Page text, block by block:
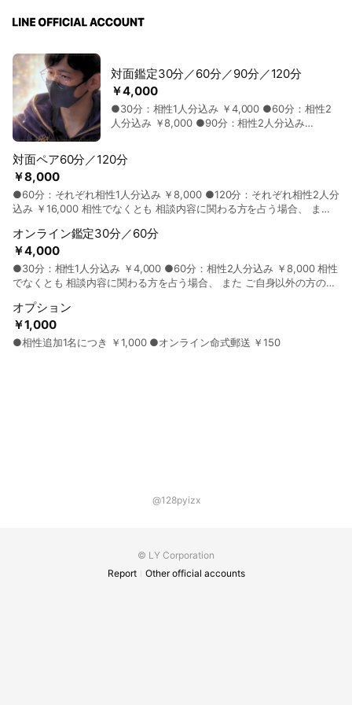
￥4,000
対面鑑定30分／60分／90分／120分
●30分：相性1人分込み ￥4,000 ●60分：相性2
人分込み ￥8,000 ●90分：相性2人分込み
また ご自身以外の方の運気を知りたい場合、 自
類されます。
￥8,000
対面ペア60分／120分
●60分：それぞれ相性1人分込み ￥8,000 ●120分：それぞれ相性2人分
込み ￥16,000 相性でなくとも 相談内容に関わる方を占う場合、 また
式として相性鑑定に分類されます。
￥4,000
オンライン鑑定30分／60分
●30分：相性1人分込み ￥4,000 ●60分：相性2人分込み ￥8,000 相性
でなくとも 相談内容に関わる方を占う場合、 また ご自身以外の方の運
分類されます。
￥1,000
オプション
●相性追加1名につき ￥1,000 ●オンライン命式郵送 ￥150
@128pyizx
© LY Corporation
Report
Other official accounts